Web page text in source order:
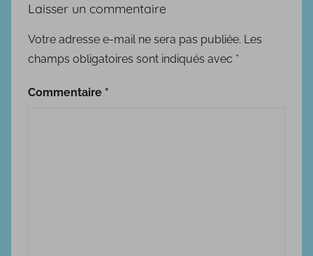
Laisser un commentaire
Votre adresse e-mail ne sera pas publiée. Les
champs obligatoires sont indiqués avec *
Commentaire *